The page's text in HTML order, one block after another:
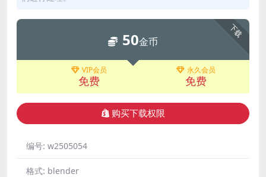
下载
50金币
VIP会员
免费
永久会员
免费
购买下载权限
编号: w2505054
格式: blender